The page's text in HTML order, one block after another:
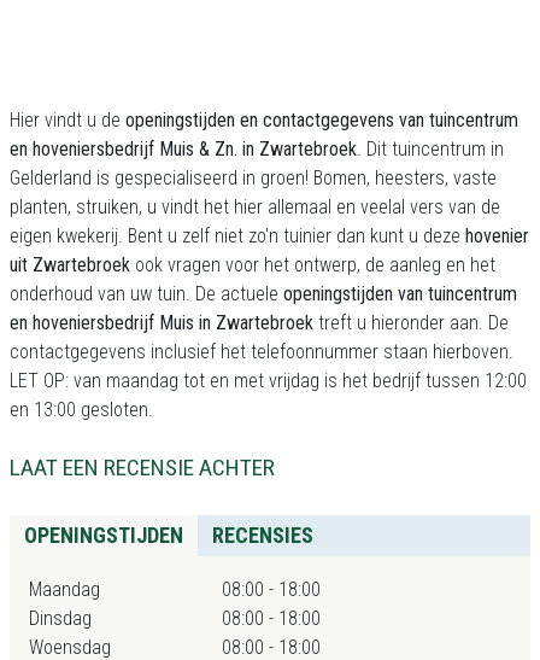
Hier vindt u de openingstijden en contactgegevens van tuincentrum
en hoveniersbedrijf Muis & Zn. in Zwartebroek. Dit tuincentrum in
Gelderland is gespecialiseerd in groen! Bomen, heesters, vaste
planten, struiken, u vindt het hier allemaal en veelal vers van de
eigen kwekerij. Bent u zelf niet zo'n tuinier dan kunt u deze hovenier
uit Zwartebroek ook vragen voor het ontwerp, de aanleg en het
onderhoud van uw tuin. De actuele openingstijden van tuincentrum
en hoveniersbedrijf Muis in Zwartebroek treft u hieronder aan. De
contactgegevens inclusief het telefoonnummer staan hierboven.
LET OP: van maandag tot en met vrijdag is het bedrijf tussen 12:00
en 13:00 gesloten.
LAAT EEN RECENSIE ACHTER
OPENINGSTIJDEN RECENSIES
Maandag
08:00 - 18:00
Dinsdag
08:00 - 18:00
Woensdag
08:00 - 18:00